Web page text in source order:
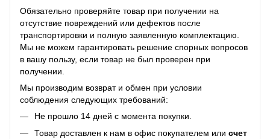
Обязательно проверяйте товар при получении на
отсутствие повреждений или дефектов после
транспортировки и полную заявленную комплектацию.
Мы не можем гарантировать решение спорных вопросов
в вашу пользу, если товар не был проверен при
получении.
Мы производим возврат и обмен при условии
соблюдения следующих требований:
Не прошло 14 дней с момента покупки.
Товар доставлен к нам в офис покупателем или счет